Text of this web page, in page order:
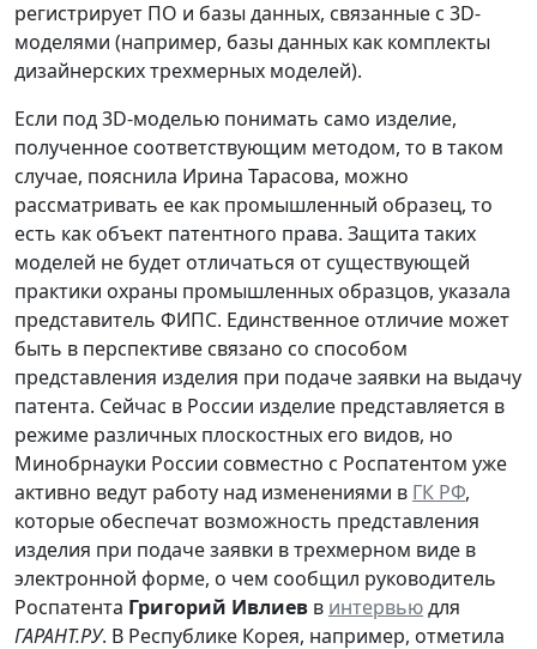
регистрирует ПО и базы данных, связанные с 3D-
моделями (например, базы данных как комплекты
дизайнерских трехмерных моделей).
Если под 3D-моделью понимать само изделие,
полученное соответствующим методом, то в таком
случае, пояснила Ирина Тарасова, можно
рассматривать ее как промышленный образец, то
есть как объект патентного права. Защита таких
моделей не будет отличаться от существующей
практики охраны промышленных образцов, указала
представитель ФИПС. Единственное отличие может
быть в перспективе связано со способом
представления изделия при подаче заявки на выдачу
патента. Сейчас в России изделие представляется в
режиме различных плоскостных его видов, но
Минобрнауки России совместно с Роспатентом уже
активно ведут работу над изменениями в ГК РФ,
которые обеспечат возможность представления
изделия при подаче заявки в трехмерном виде в
электронной форме, о чем сообщил руководитель
Роспатента Григорий Ивлиев в интервьюдля
ГАРАНТ.РУ. В Республике Корея, например, отметила